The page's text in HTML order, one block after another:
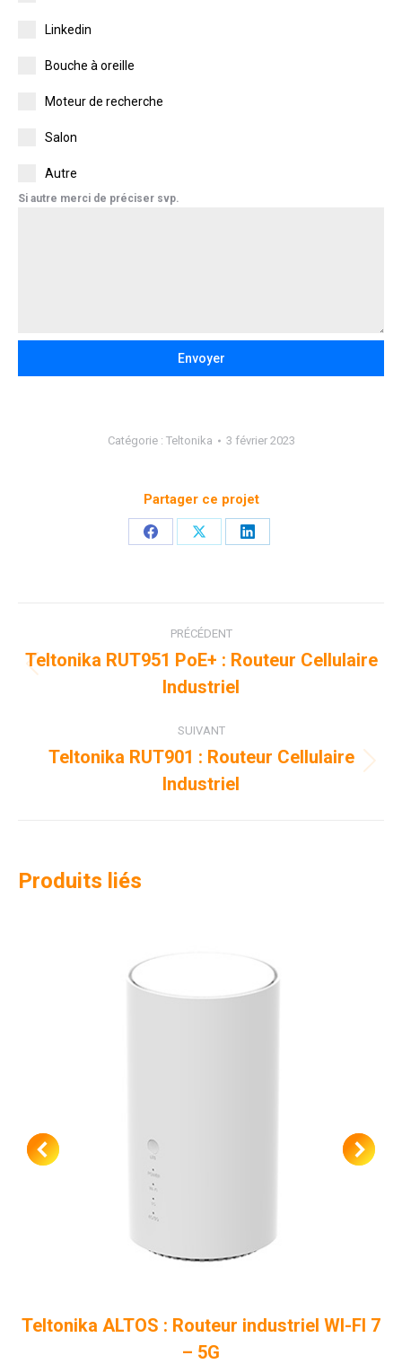
Linkedin
Bouche à oreille
Moteur de recherche
Salon
Autre
Si autre merci de préciser svp.
Envoyer
Catégorie : Teltonika 3 février 2023
Partager ce projet
PartagerPartagerPartager
de
commentaire
PRÉCÉDENT
précédent
Teltonika RUT951 PoE+ : Routeur Cellulaire
Industriel
SUIVANT
similaires
Teltonika RUT901 : Routeur Cellulaire
Industriel
Produits liés
Teltonika ALTOS : Routeur industriel WI-FI 7
– 5G